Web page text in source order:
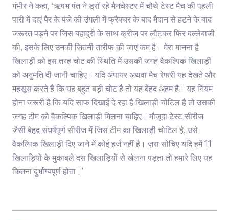
गंभीर ने कहा, ‘ऋषभ पंत ने ड्रॉ रहे मैनचेस्टर में चौथे टेस्ट मैच की पहली
पारी में दाएं पैर के पंजे की उंगली में फ्रैक्चर के बाद मैदान से हटने के बाद
जरूरत पड़ने पर जिस बहादुरी के साथ क्रीज पर लौटकर फिर बल्लेबाजी
की, इसके लिए उनकी जितनी तारीफ की जाए कम है। मेरा मानना है
खिलाड़ी को इस तरह चोट की स्थिति में उसकी जगह वैकल्पिक खिलाड़ी
को अनुमति दी जानी चाहिए। यदि अंपायर अथवा मैच रेफरी यह देखते और
महसूस करते हैं कि यह बहुत बड़ी चोट है तो यह बेहद अहम है। यह नियम
होना जरूरी है कि यदि साफ दिखाई दे रहा है खिलाड़ी चोटिल है तो उसकी
जगह टीम को वैकल्पिक खिलाड़ी मिलना चाहिए। मौजूदा टेस्ट सीरीज
जैसी बेहद संघर्षपूर्ण सीरीज में जिस टीम का खिलाड़ी चोटिल है, उसे
वैकल्पिक खिलाड़ी दिए जाने में कोई हर्ज नहीं है। ज़रा सोचिए यदि हमें 11
खिलाड़ियों के मुकाबले दस खिलाड़ियों से खेलना पड़ता तो हमारे लिए यह
कितना दुर्भाग्यपूर्ण होता।’